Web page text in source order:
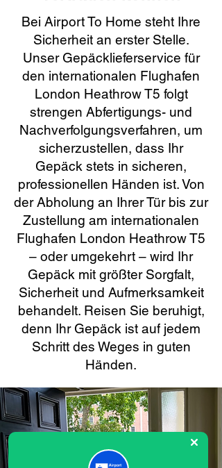
Bei Airport To Home steht Ihre
Sicherheit an erster Stelle.
Unser Gepäcklieferservice für
den internationalen Flughafen
London Heathrow T5 folgt
strengen Abfertigungs- und
Nachverfolgungsverfahren, um
sicherzustellen, dass Ihr
Gepäck stets in sicheren,
professionellen Händen ist. Von
der Abholung an Ihrer Tür bis zur
Zustellung am internationalen
Flughafen London Heathrow T5
– oder umgekehrt – wird Ihr
Gepäck mit größter Sorgfalt,
Sicherheit und Aufmerksamkeit
behandelt. Reisen Sie beruhigt,
denn Ihr Gepäck ist auf jedem
Schritt des Weges in guten
Händen.